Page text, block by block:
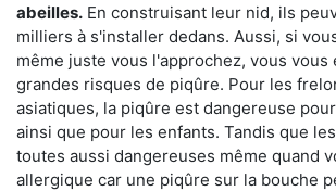
abeilles. En construisant leur nid, ils
milliers à s'installer dedans. Aussi, si
même juste vous l'approchez, vous vous
grandes risques de piqûre. Pour les
asiatiques, la piqûre est dangereuse
ainsi que pour les enfants. Tandis que
toutes aussi dangereuses même quand
allergique car une piqûre sur la bouche